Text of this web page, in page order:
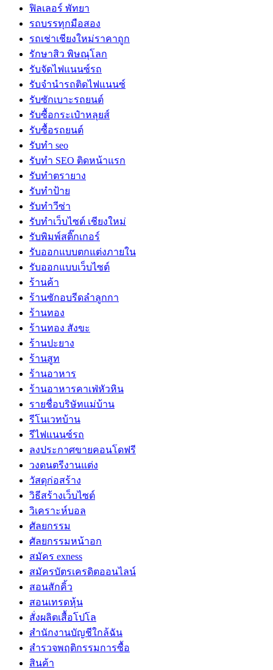
ฟิลเลอร์ พัทยา
รถบรรทุกมือสอง
รถเช่าเชียงใหม่ราคาถูก
รักษาสิว พิษณุโลก
รับจัดไฟแนนซ์รถ
รับจำนำรถติดไฟแนนซ์
รับซักเบาะรถยนต์
รับซื้อกระเป๋าหลุยส์
รับซื้อรถยนต์
รับทำ seo
รับทำ SEO ติดหน้าแรก
รับทำตรายาง
รับทำป้าย
รับทำวีซ่า
รับทำเว็บไซต์ เชียงใหม่
รับพิมพ์สติ๊กเกอร์
รับออกแบบตกแต่งภายใน
รับออกแบบเว็บไซต์
ร้านค้า
ร้านซักอบรีดลำลูกกา
ร้านทอง
ร้านทอง สังขะ
ร้านปะยาง
ร้านสูท
ร้านอาหาร
ร้านอาหารคาเฟ่หัวหิน
รายชื่อบริษัทแม่บ้าน
รีโนเวทบ้าน
รีไฟแนนซ์รถ
ลงประกาศขายคอนโดฟรี
วงดนตรีงานแต่ง
วัสดุก่อสร้าง
วิธีสร้างเว็บไซต์
วิเคราะห์บอล
ศัลยกรรม
ศัลยกรรมหน้าอก
สมัคร exness
สมัครบัตรเครดิตออนไลน์
สอนสักคิ้ว
สอนเทรดหุ้น
สั่งผลิตเสื้อโปโล
สำนักงานบัญชีใกล้ฉัน
สำรวจพฤติกรรมการซื้อ
สินค้า